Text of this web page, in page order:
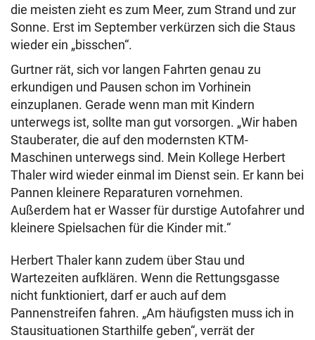
die meisten zieht es zum Meer, zum Strand und zur
Sonne. Erst im September verkürzen sich die Staus
wieder ein „bisschen“.
Gurtner rät, sich vor langen Fahrten genau zu
erkundigen und Pausen schon im Vorhinein
einzuplanen. Gerade wenn man mit Kindern
unterwegs ist, sollte man gut vorsorgen. „Wir haben
Stauberater, die auf den modernsten KTM-
Maschinen unterwegs sind. Mein Kollege Herbert
Thaler wird wieder einmal im Dienst sein. Er kann bei
Pannen kleinere Reparaturen vornehmen.
Außerdem hat er Wasser für durstige Autofahrer und
kleinere Spielsachen für die Kinder mit.“
Herbert Thaler kann zudem über Stau und
Wartezeiten aufklären. Wenn die Rettungsgasse
nicht funktioniert, darf er auch auf dem
Pannenstreifen fahren. „Am häufigsten muss ich in
Stausituationen Starthilfe geben“, verrät der